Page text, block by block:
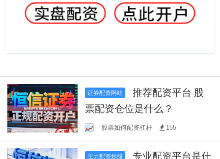
证券配资网站
推荐配资平台 股
票配资仓位是什么？
股票如何配资杠杆 155
主力配资炒股
专业配资平台是什